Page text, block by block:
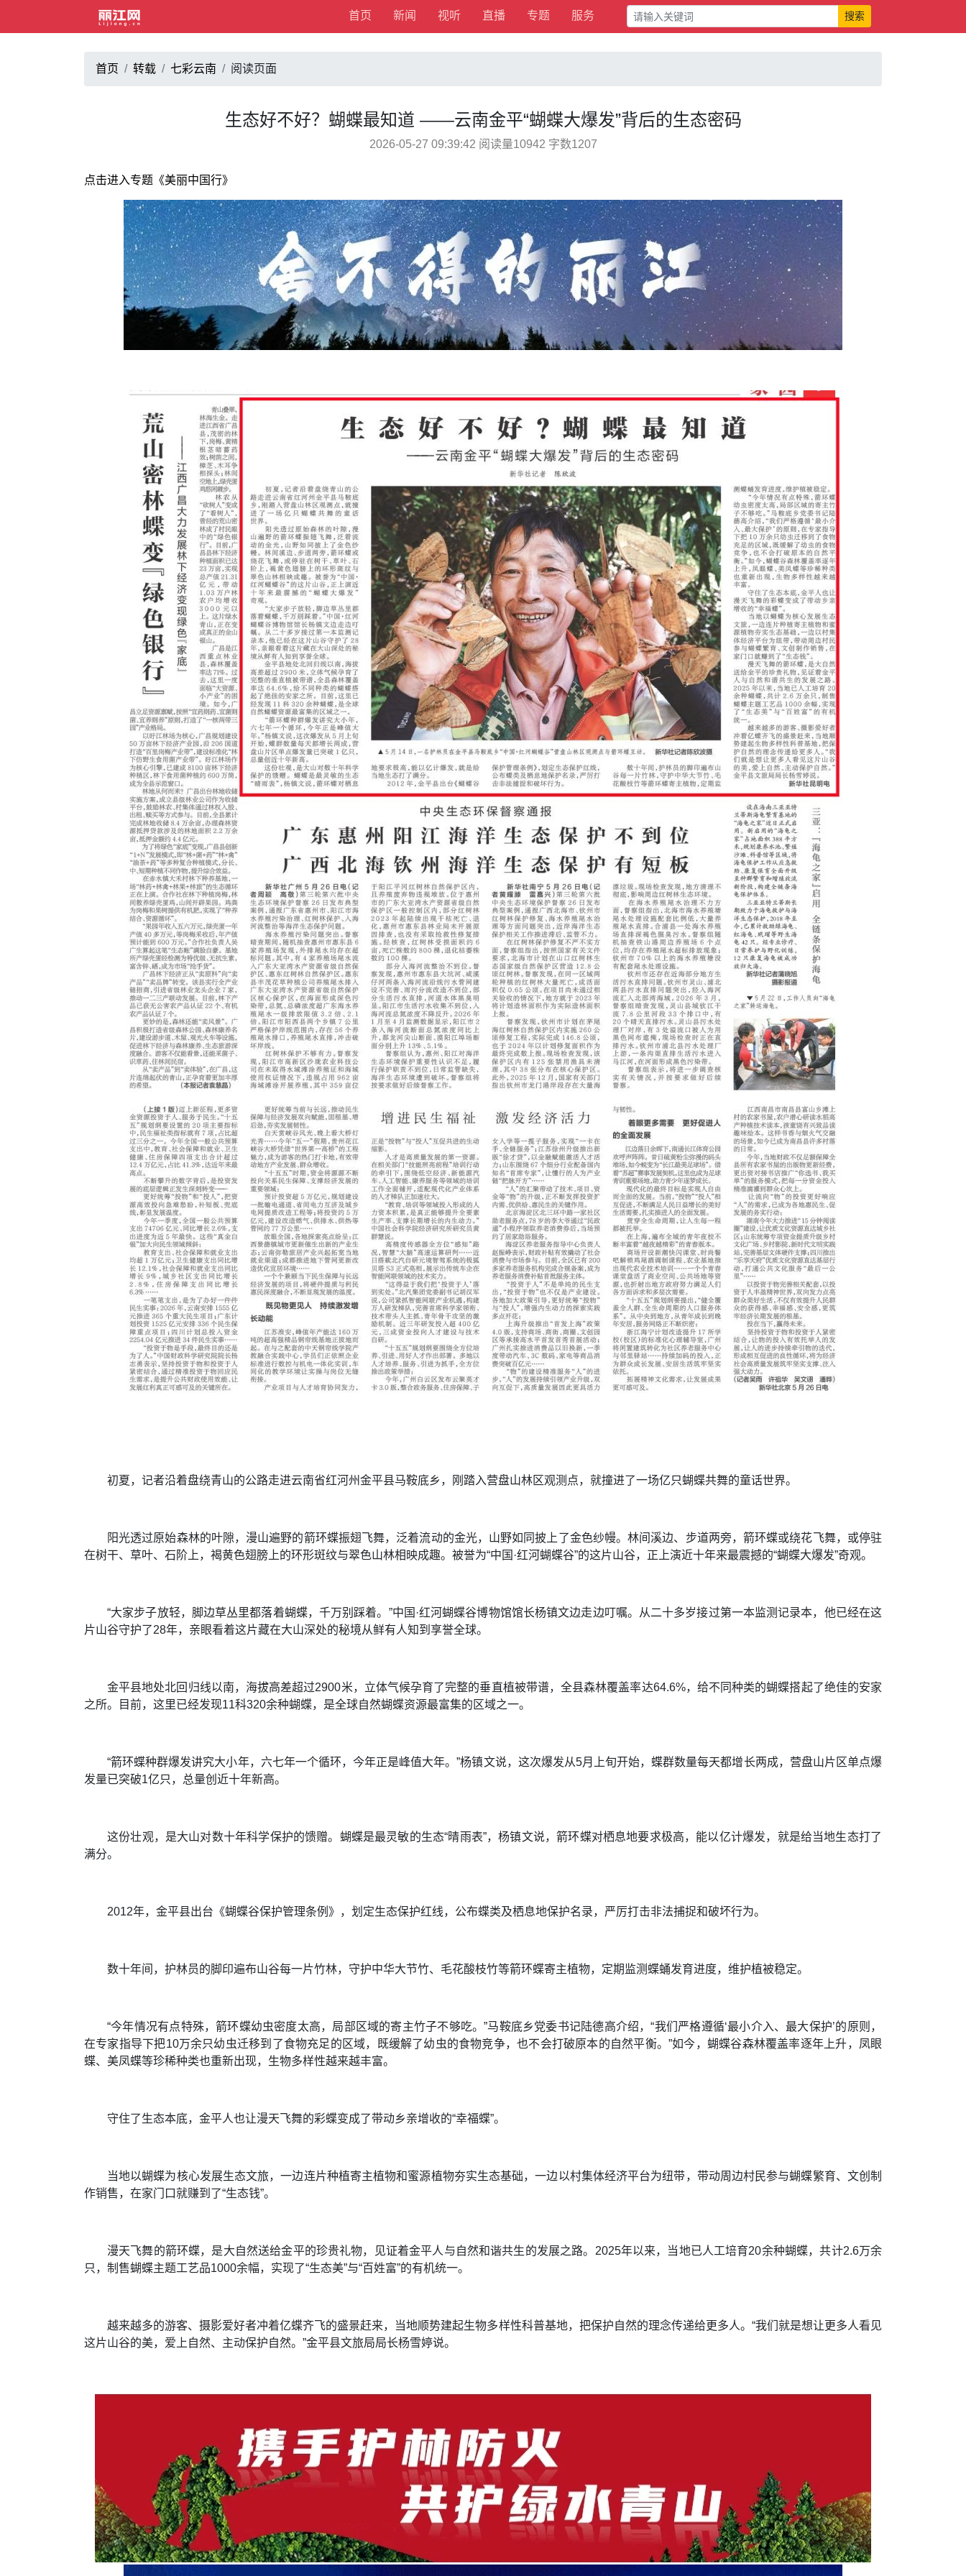
首页 新闻 视听 直播 专题 服务 搜索
首页 转载 七彩云南 阅读页面
生态好不好？蝴蝶最知道 ——云南金平“蝴蝶大爆发”背后的生态密码
2026-05-27 09:39:42 阅读量10942 字数1207
点击进入专题《美丽中国行》
初夏，记者沿着盘绕青山的公路走进云南省红河州金平县马鞍底乡，刚踏入营盘山林区观测点，就撞进了一场亿只蝴蝶共舞的童话世界。
阳光透过原始森林的叶隙，漫山遍野的箭环蝶振翅飞舞，泛着流动的金光，山野如同披上了金色纱幔。林间溪边、步道两旁，箭环蝶或绕花飞舞，或停驻
在树干、草叶、石阶上，褐黄色翅膀上的环形斑纹与翠色山林相映成趣。被誉为“中国·红河蝴蝶谷”的这片山谷，正上演近十年来最震撼的“蝴蝶大爆发”奇观。
“大家步子放轻，脚边草丛里都落着蝴蝶，千万别踩着。”中国·红河蝴蝶谷博物馆馆长杨镇文边走边叮嘱。从二十多岁接过第一本监测记录本，他已经在这
片山谷守护了28年，亲眼看着这片藏在大山深处的秘境从鲜有人知到享誉全球。
金平县地处北回归线以南，海拔高差超过2900米，立体气候孕育了完整的垂直植被带谱，全县森林覆盖率达64.6%，给不同种类的蝴蝶搭起了绝佳的安家
之所。目前，这里已经发现11科320余种蝴蝶，是全球自然蝴蝶资源最富集的区域之一。
“箭环蝶种群爆发讲究大小年，六七年一个循环，今年正是峰值大年。”杨镇文说，这次爆发从5月上旬开始，蝶群数量每天都增长两成，营盘山片区单点爆
发量已突破1亿只，总量创近十年新高。
这份壮观，是大山对数十年科学保护的馈赠。蝴蝶是最灵敏的生态“晴雨表”，杨镇文说，箭环蝶对栖息地要求极高，能以亿计爆发，就是给当地生态打了
满分。
2012年，金平县出台《蝴蝶谷保护管理条例》，划定生态保护红线，公布蝶类及栖息地保护名录，严厉打击非法捕捉和破坏行为。
数十年间，护林员的脚印遍布山谷每一片竹林，守护中华大节竹、毛花酸枝竹等箭环蝶寄主植物，定期监测蝶蛹发育进度，维护植被稳定。
“今年情况有点特殊，箭环蝶幼虫密度太高，局部区域的寄主竹子不够吃。”马鞍底乡党委书记陆德高介绍，“我们严格遵循‘最小介入、最大保护’的原则，
在专家指导下把10万余只幼虫迁移到了食物充足的区域，既缓解了幼虫的食物竞争，也不会打破原本的自然平衡。”如今，蝴蝶谷森林覆盖率逐年上升，凤眼
蝶、美凤蝶等珍稀种类也重新出现，生物多样性越来越丰富。
守住了生态本底，金平人也让漫天飞舞的彩蝶变成了带动乡亲增收的“幸福蝶”。
当地以蝴蝶为核心发展生态文旅，一边连片种植寄主植物和蜜源植物夯实生态基础，一边以村集体经济平台为纽带，带动周边村民参与蝴蝶繁育、文创制
作销售，在家门口就赚到了“生态钱”。
漫天飞舞的箭环蝶，是大自然送给金平的珍贵礼物，见证着金平人与自然和谐共生的发展之路。2025年以来，当地已人工培育20余种蝴蝶，共计2.6万余
只，制售蝴蝶主题工艺品1000余幅，实现了“生态美”与“百姓富”的有机统一。
越来越多的游客、摄影爱好者冲着亿蝶齐飞的盛景赶来，当地顺势建起生物多样性科普基地，把保护自然的理念传递给更多人。“我们就是想让更多人看见
这片山谷的美，爱上自然、主动保护自然。”金平县文旅局局长杨雪婷说。